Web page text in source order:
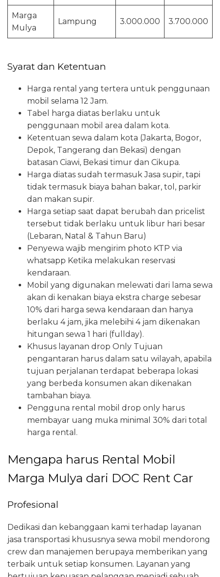
Marga
Mulya
Lampung 3.000.000 3.700.000
Syarat dan Ketentuan
Harga rental yang tertera untuk penggunaan
mobil selama 12 Jam.
Tabel harga diatas berlaku untuk
penggunaan mobil area dalam kota.
Ketentuan sewa dalam kota (Jakarta, Bogor,
Depok, Tangerang dan Bekasi) dengan
batasan Ciawi, Bekasi timur dan Cikupa.
Harga diatas sudah termasuk Jasa supir, tapi
tidak termasuk biaya bahan bakar, tol, parkir
dan makan supir.
Harga setiap saat dapat berubah dan pricelist
tersebut tidak berlaku untuk libur hari besar
(Lebaran, Natal & Tahun Baru)
Penyewa wajib mengirim photo KTP via
whatsapp Ketika melakukan reservasi
kendaraan.
Mobil yang digunakan melewati dari lama sewa
akan di kenakan biaya ekstra charge sebesar
10% dari harga sewa kendaraan dan hanya
berlaku 4 jam, jika melebihi 4 jam dikenakan
hitungan sewa 1 hari (fullday).
Khusus layanan drop Only Tujuan
pengantaran harus dalam satu wilayah, apabila
tujuan perjalanan terdapat beberapa lokasi
yang berbeda konsumen akan dikenakan
tambahan biaya.
Pengguna rental mobil drop only harus
membayar uang muka minimal 30% dari total
harga rental.
Mengapa harus Rental Mobil
Marga Mulya dari DOC Rent Car
Profesional
Dedikasi dan kebanggaan kami terhadap layanan
jasa transportasi khususnya sewa mobil mendorong
crew dan manajemen berupaya memberikan yang
terbaik untuk setiap konsumen. Layanan yang